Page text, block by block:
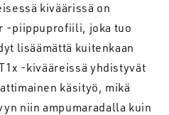
kiväärissä on
-piippuprofiili, joka tuo
lisäämättä kuitenkaan
-kivääreissä yhdistyvät
käsityö, mikä
niin ampumaradalla kuin